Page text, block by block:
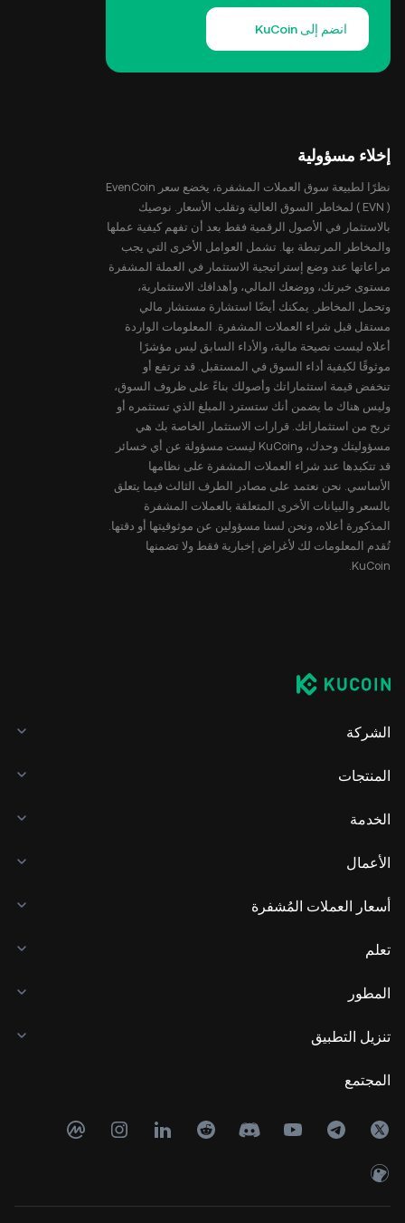
انضم إلى KuCoin
إخلاء مسؤولية
نظرًا لطبيعة سوق العملات المشفرة، يخضع سعر EvenCoin
( EVN ) لمخاطر السوق العالية وتقلب الأسعار. نوصيك
بالاستثمار في الأصول الرقمية فقط بعد أن تفهم كيفية عملها
والمخاطر المرتبطة بها. تشمل العوامل الأخرى التي يجب
مراعاتها عند وضع إستراتيجية الاستثمار في العملة المشفرة
مستوى خبرتك، ووضعك المالي، وأهدافك الاستثمارية،
وتحمل المخاطر. يمكنك أيضًا استشارة مستشار مالي
مستقل قبل شراء العملات المشفرة. المعلومات الواردة
أعلاه ليست نصيحة مالية، والأداء السابق ليس مؤشرًا
موثوقًا لكيفية أداء السوق في المستقبل. قد ترتفع أو
تنخفض قيمة استثماراتك وأصولك بناءً على ظروف السوق،
وليس هناك ما يضمن أنك ستسترد المبلغ الذي تستثمره أو
تربح من استثماراتك. قرارات الاستثمار الخاصة بك هي
مسؤوليتك وحدك، وKuCoin ليست مسؤولة عن أي خسائر
قد تتكبدها عند شراء العملات المشفرة على نظامها
الأساسي. نحن نعتمد على مصادر الطرف الثالث فيما يتعلق
بالسعر والبيانات الأخرى المتعلقة بالعملات المشفرة
المذكورة أعلاه، ونحن لسنا مسؤولين عن موثوقيتها أو دقتها.
تُقدم المعلومات لك لأغراض إخبارية فقط ولا تضمنها
KuCoin.
الشركة
المنتجات
الخدمة
الأعمال
أسعار العملات المُشفرة
تعلم
المطور
تنزيل التطبيق
المجتمع